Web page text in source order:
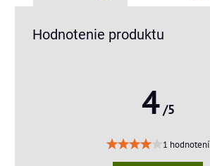
Hodnotenie produktu
4/5
1 hodnotení